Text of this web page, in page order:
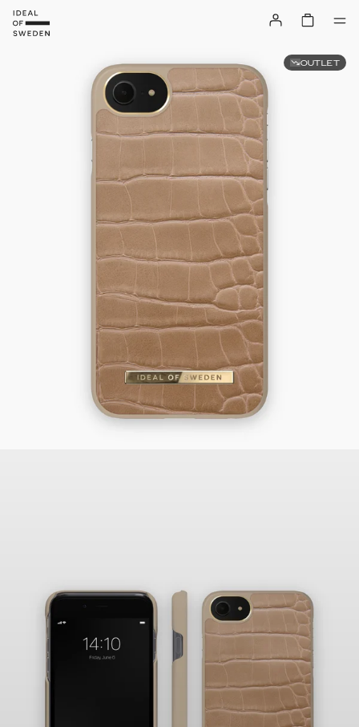
OUTLET